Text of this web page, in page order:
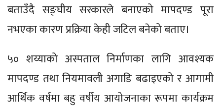
बताउँदै सङ्घीय सरकारले बनाएको मापदण्ड पूरा
नभएका कारण प्रक्रिया केही जटिल बनेको बताए।
५० शय्याको अस्पताल निर्माणका लागि आवश्यक
मापदण्ड तथा नियमावली अगाडि बढाइएको र आगामी
आर्थिक वर्षमा बहु वर्षीय आयोजनाका रूपमा कार्यक्रम